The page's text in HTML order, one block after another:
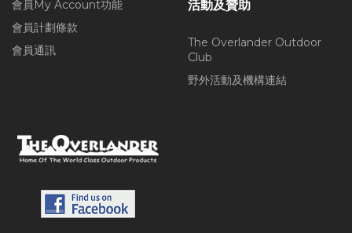
會員My Account功能
會員計劃條款
會員通訊
活動及贊助
The Overlander Outdoor
Club
野外活動及機構連結